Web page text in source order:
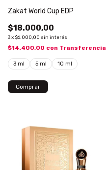
Zakat World Cup EDP
$18.000,00
3x $6.000,00 sin interés
$14.400,00 con Transferencia
3 ml 5 ml 10 ml
Comprar